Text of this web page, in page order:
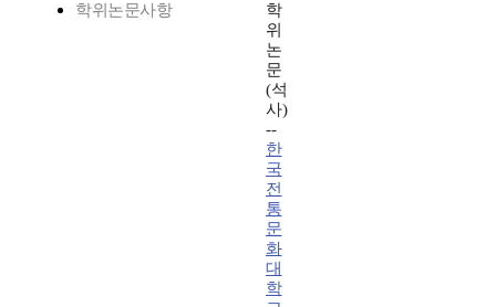
학위논문사항
학
위
논
문
(석
사)
--
한
국
전
통
문
화
대
학